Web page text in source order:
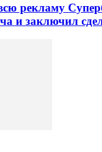
рекламу
и заключил